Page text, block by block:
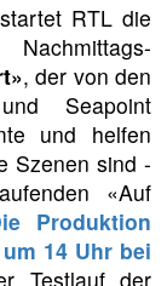
RTL die
, der von den
Seapoint
und helfen
Szenen sind -
«Auf
Produktion
14 Uhr bei
Testlauf der